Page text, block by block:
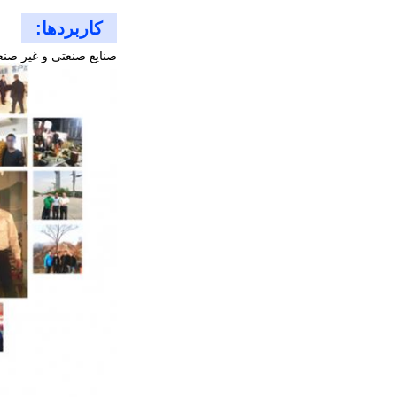
کاربردها:
صنایع صنعتی و غیر